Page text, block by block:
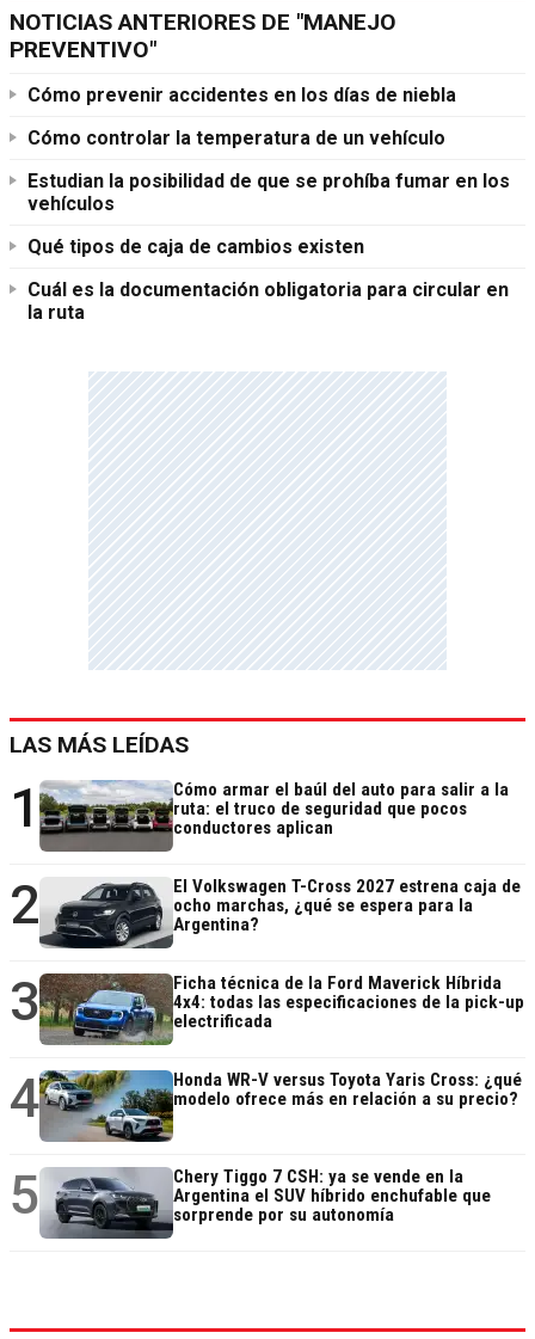
NOTICIAS ANTERIORES DE "MANEJO
PREVENTIVO"
Cómo prevenir accidentes en los días de niebla
Cómo controlar la temperatura de un vehículo
Estudian la posibilidad de que se prohíba fumar en los
vehículos
Qué tipos de caja de cambios existen
Cuál es la documentación obligatoria para circular en
la ruta
LAS MÁS LEÍDAS
1
Cómo armar el baúl del auto para salir a la
ruta: el truco de seguridad que pocos
conductores aplican
2
El Volkswagen T-Cross 2027 estrena caja de
ocho marchas, ¿qué se espera para la
Argentina?
3
Ficha técnica de la Ford Maverick Híbrida
4x4: todas las especificaciones de la pick-up
electrificada
4
Honda WR-V versus Toyota Yaris Cross: ¿qué
modelo ofrece más en relación a su precio?
5
Chery Tiggo 7 CSH: ya se vende en la
Argentina el SUV híbrido enchufable que
sorprende por su autonomía